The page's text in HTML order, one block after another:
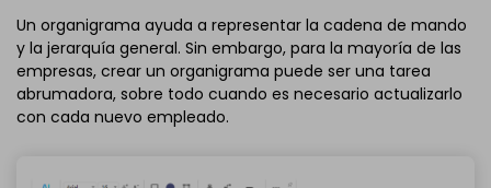
Un organigrama ayuda a representar la cadena de mando
y la jerarquía general. Sin embargo, para la mayoría de las
empresas, crear un organigrama puede ser una tarea
abrumadora, sobre todo cuando es necesario actualizarlo
con cada nuevo empleado.